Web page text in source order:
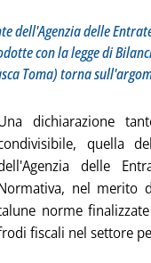
dell'Agenzia delle
con la legge di
Toma) torna
dichiarazione
quella
delle
nel merito
norme
fiscali nel settore